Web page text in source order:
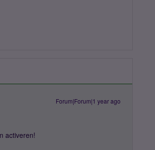
Forum|Forum|1 year ago
activeren!